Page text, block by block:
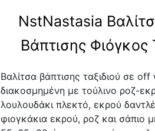
NstNastasia
Βάπτισης Φιόγκος
Βαλίτσα βάπτισης ταξιδιού σε
διακοσμημένη με τούλινο ροζ-
λουλουδάκι πλεκτό, εκρού
φιογκάκια εκρού, ροζ και σάπιο